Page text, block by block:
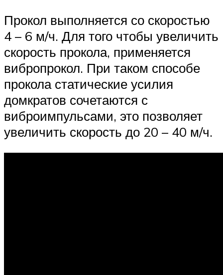
Прокол выполняется со скоростью
4 – 6 м/ч. Для того чтобы увеличить
скорость прокола, применяется
вибропрокол. При таком способе
прокола статические усилия
домкратов сочетаются с
виброимпульсами, это позволяет
увеличить скорость до 20 – 40 м/ч.